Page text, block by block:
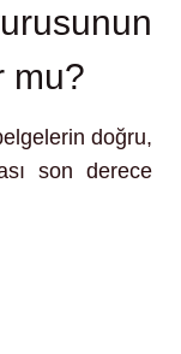
mu?
doğru,
son derece